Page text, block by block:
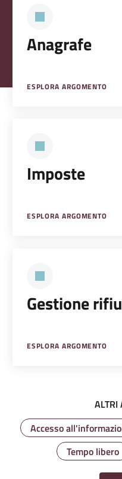
Anagrafe
ESPLORA ARGOMENTO
Imposte
ESPLORA ARGOMENTO
Gestione
ESPLORA ARGOMENTO
ALTRI
Accesso
Tempo libero